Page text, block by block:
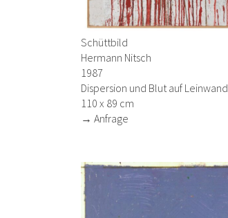
Schüttbild
Hermann Nitsch
1987
Dispersion und Blut auf Leinwand
110 x 89 cm
→ Anfrage